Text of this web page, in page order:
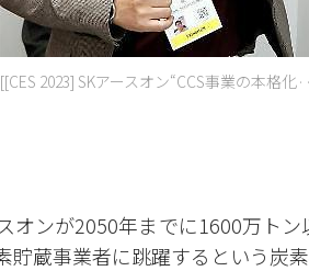
[[CES 2023] SKアースオン“CCS事業の本格
オンが2050年までに1600万ト
貯蔵事業者に跳躍するという炭